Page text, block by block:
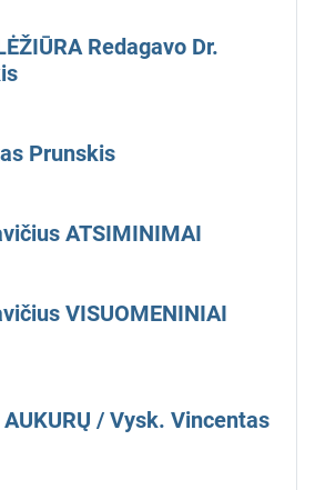
Redagavo Dr.
Prunskis
ATSIMINIMAI
VISUOMENINIAI
AUKURŲ / Vysk. Vincentas